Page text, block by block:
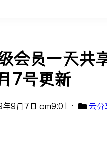
会员一天共
7号更新
9月7日 am9:01 • 云分